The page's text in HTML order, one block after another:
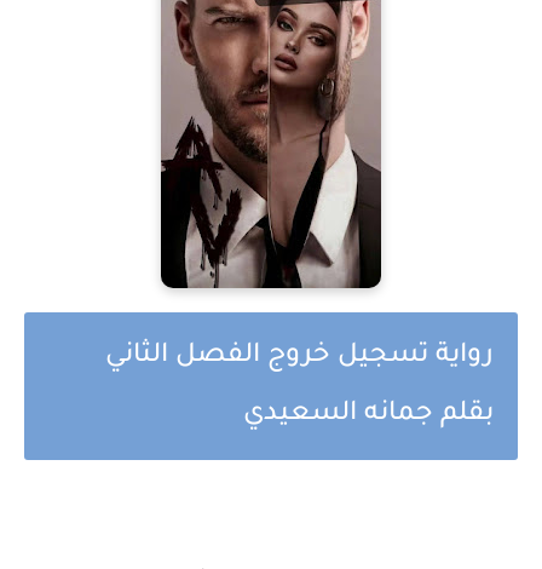
رواية تسجيل خروج الفصل الثاني
بقلم جمانه السعيدي